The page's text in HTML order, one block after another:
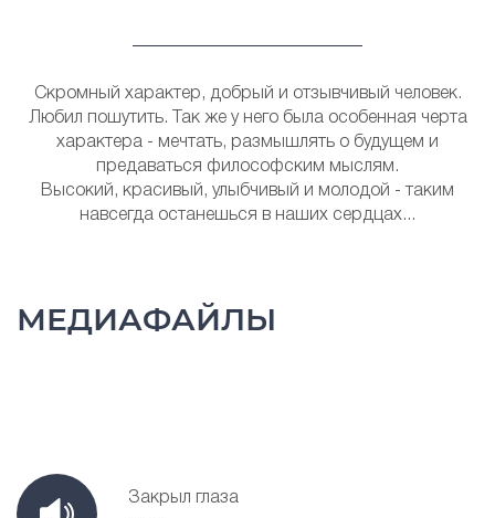
Скромный характер, добрый и отзывчивый человек.
Любил пошутить. Так же у него была особенная черта
характера - мечтать, размышлять о будущем и
предаваться философским мыслям.
Высокий, красивый, улыбчивый и молодой - таким
навсегда останешься в наших сердцах...
МЕДИАФАЙЛЫ
Закрыл глаза